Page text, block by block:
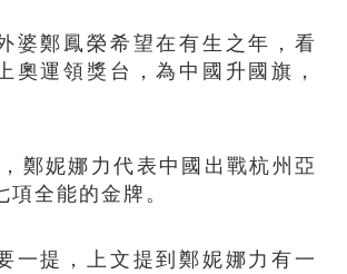
鄭鳳榮希望在有生之年，看
奧運領獎台，為中國升國旗，
妮娜力代表中國出戰杭州亞
項全能的金牌。
提，上文提到鄭妮娜力有一